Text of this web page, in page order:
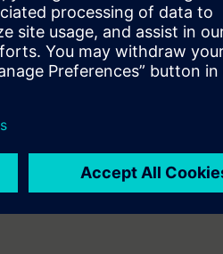
technologiczne, podprogramy i
poziomu z wykorzystaniem:
użytkownika, akcji
i wsparcia programowania.
wyposażonej w układ sterowania
SinuTrain Operate
NC-SINOP-P